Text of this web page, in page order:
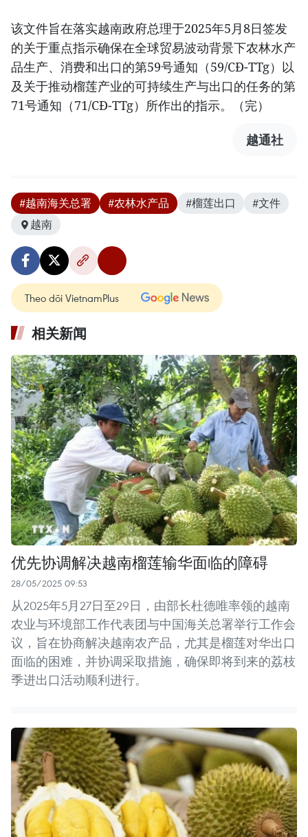
该文件旨在落实越南政府总理于2025年5月8日签发
的关于重点指示确保在全球贸易波动背景下农林水产
品生产、消费和出口的第59号通知（59/CĐ-TTg）以
及关于推动榴莲产业的可持续生产与出口的任务的第
71号通知（71/CĐ-TTg）所作出的指示。（完）
越通社
#越南海关总署 #农林水产品 #榴莲出口
#文件
越南
Theo dõi VietnamPlus
相关新闻
优先协调解决越南榴莲输华面临的障碍
28/05/2025 09:53
从2025年5月27日至29日，由部长杜德唯率领的越南
农业与环境部工作代表团与中国海关总署举行工作会
议，旨在协商解决越南农产品，尤其是榴莲对华出口
面临的困难，并协调采取措施，确保即将到来的荔枝
季进出口活动顺利进行。